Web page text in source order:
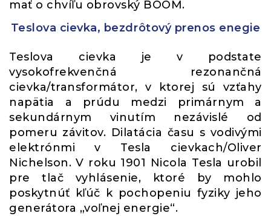
mať o chvíľu obrovský BOOM.
Teslova cievka, bezdrôtový prenos enegie
Teslova cievka je v podstate
vysokofrekvenčná rezonančná
cievka/transformátor, v ktorej sú vzťahy
napätia a prúdu medzi primárnym a
sekundárnym vinutím nezávislé od
pomeru závitov. Dilatácia času s vodivými
elektrónmi v Tesla cievkach/Oliver
Nichelson. V roku 1901 Nicola Tesla urobil
pre tlač vyhlásenie, ktoré by mohlo
poskytnúť kľúč k pochopeniu fyziky jeho
generátora „voľnej energie“.